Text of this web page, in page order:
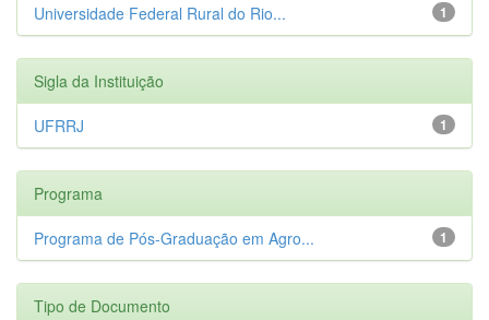
1
Universidade Federal Rural do Rio...
Sigla da Instituição
1
UFRRJ
Programa
1
Programa de Pós-Graduação em Agro...
Tipo de Documento